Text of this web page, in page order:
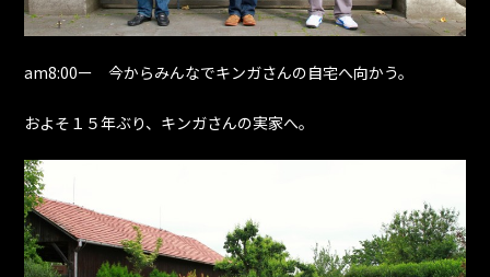
am8:00ー 今からみんなでキンガさんの自宅へ向かう。
およそ１５年ぶり、キンガさんの実家へ。